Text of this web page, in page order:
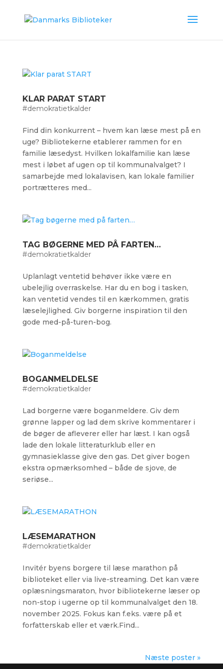
KLAR PARAT START
#demokratietkalder
Find din konkurrent – hvem kan læse mest på en
uge? Bibliotekerne etablerer rammen for en
familie læsedyst. Hvilken lokalfamilie kan læse
mest i løbet af ugen op til kommunalvalget? I
samarbejde med lokalavisen, kan lokale familier
portrætteres med...
TAG BØGERNE MED PÅ FARTEN…
#demokratietkalder
Uplanlagt ventetid behøver ikke være en
ubelejlig overraskelse. Har du en bog i tasken,
kan ventetid vendes til en kærkommen, gratis
læselejlighed. Giv borgerne inspiration til den
gode med-på-turen-bog.
BOGANMELDELSE
#demokratietkalder
Lad borgerne være boganmeldere. Giv dem
grønne lapper og lad dem skrive kommentarer i
de bøger de afleverer eller har læst. I kan også
lade den lokale litteraturklub eller en
gymnasieklasse give den gas. Det giver bogen
ekstra opmærksomhed – både de sjove, de
seriøse...
LÆSEMARATHON
#demokratietkalder
Invitér byens borgere til læse marathon på
biblioteket eller via live-streaming. Det kan være
oplæsningsmaraton, hvor bibliotekerne læser op
non-stop i ugerne op til kommunalvalget den 18.
november 2025. Fokus kan f.eks. være på et
forfatterskab eller et værk.Find...
Næste poster »